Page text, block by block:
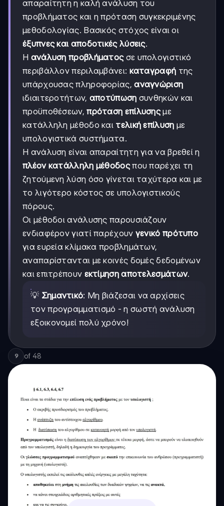
απαραίτητη η καλή ανάλυση του
προβλήματος και η πρόταση συγκεκριμένης
μεθοδολογίας. Βασικός στόχος είναι οι
έξυπνες και αποδοτικές λύσεις.
Η ανάλυση προβλήματοςσε υπολογιστικό
περιβάλλον περιλαμβάνει: καταγραφή της
υπάρχουσας πληροφορίας,αναγνώριση
ιδιαιτεροτήτων, αποτύπωση συνθηκών και
προϋποθέσεων,πρόταση επίλυσηςμε
κατάλληλη μέθοδο και τελική επίλυση με
υπολογιστικά συστήματα.
Η ανάλυση είναι απαραίτητη για να βρεθεί η
πλέον κατάλληλη μέθοδοςπου παρέχει τη
ζητούμενη λύση όσο γίνεται ταχύτερα και με
το λιγότερο κόστος σε υπολογιστικούς
πόρους.
Οι μέθοδοι ανάλυσης παρουσιάζουν
ενδιαφέρον γιατί παρέχουν γενικό πρότυπο
για ευρεία κλίμακα προβλημάτων,
αναπαρίστανται με κοινές δομές δεδομένων
και επιτρέπουν εκτίμηση αποτελεσμάτων.
💡 Σημαντικό: Μη βιάζεσαι να αρχίσεις
τον προγραμματισμό - η σωστή ανάλυση
εξοικονομεί πολύ χρόνο!
9 of 48